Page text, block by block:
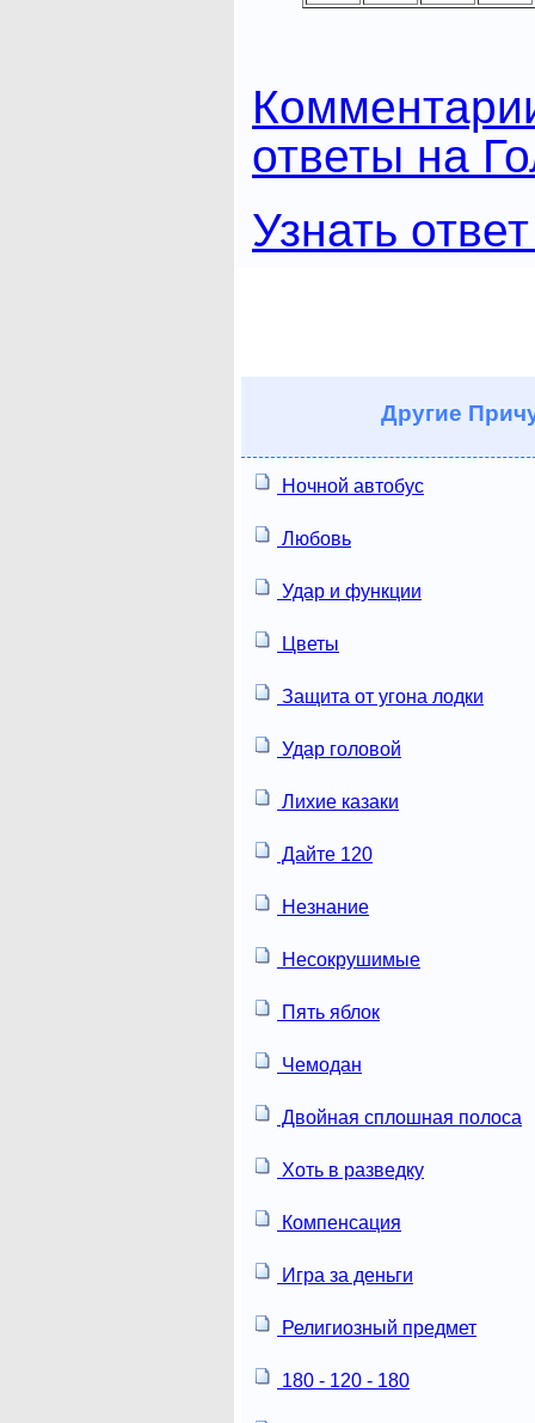
ответы на
Узнать
Другие
Ночной автобус
Любовь
Удар и функции
Цветы
Защита от угона лодки
Удар головой
Лихие казаки
Дайте 120
Незнание
Несокрушимые
Пять яблок
Чемодан
Двойная сплошная полоса
Хоть в разведку
Компенсация
Игра за деньги
Религиозный предмет
180 - 120 - 180